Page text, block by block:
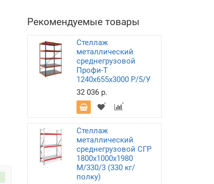
Рекомендуемые товары
Стеллаж
металлический
среднегрузовой
Профи-Т
1240х655х3000 P/5/У
32 036 р.
Стеллаж
металлический
среднегрузовой СГР
1800х1000х1980
M/330/3 (330 кг/
полку)